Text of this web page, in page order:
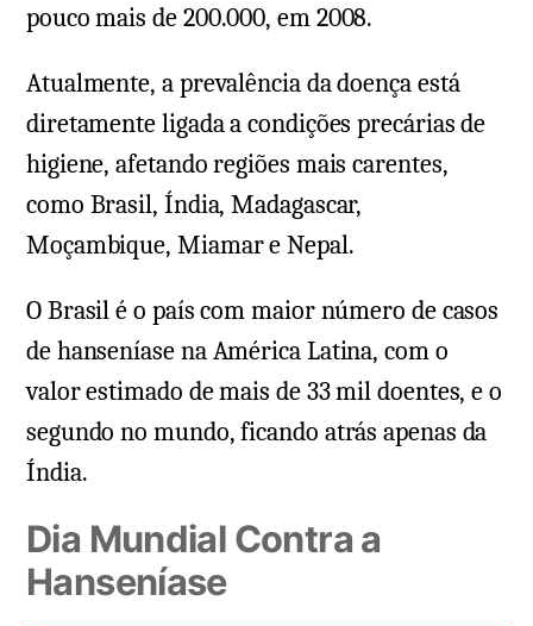
pouco mais de 200.000, em 2008.
Atualmente, a prevalência da doença está
diretamente ligada a condições precárias de
higiene, afetando regiões mais carentes,
como Brasil, Índia, Madagascar,
Moçambique, Miamar e Nepal.
O Brasil é o país com maior número de casos
de hanseníase na América Latina, com o
valor estimado de mais de 33 mil doentes, e o
segundo no mundo, ficando atrás apenas da
Índia.
Dia Mundial Contra a
Hanseníase